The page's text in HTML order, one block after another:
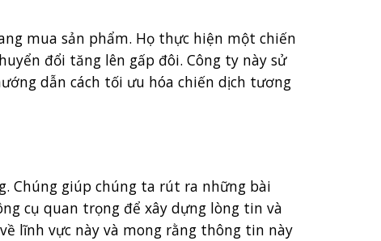
mua sản phẩm. Họ thực hiện một chiến
đổi tăng lên gấp đôi. Công ty này sử
dẫn cách tối ưu hóa chiến dịch tương
Chúng giúp chúng ta rút ra những bài
cụ quan trọng để xây dựng lòng tin và
lĩnh vực này và mong rằng thông tin này